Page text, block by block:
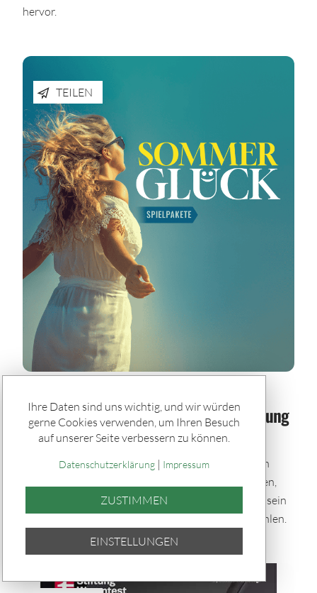
hervor.
TEILEN
Sommerglück im Paket: Bei jeder Ziehung
dabei – auch im Urlaub
Mit den Sommerglück Spielpaketen bleibst du auch
während der Urlaubszeit im Spiel. Einmal auswählen,
automatisch tippen und bei allen Ziehungen dabei sein
– bequem per Quicktipp mit zufällig gewählten Zahlen.
Ihre Daten sind uns wichtig, und wir würden
gerne Cookies verwenden, um Ihren Besuch
auf unserer Seite verbessern zu können.
Datenschutzerklärung| Impressum
ZUSTIMMEN
EINSTELLUNGEN